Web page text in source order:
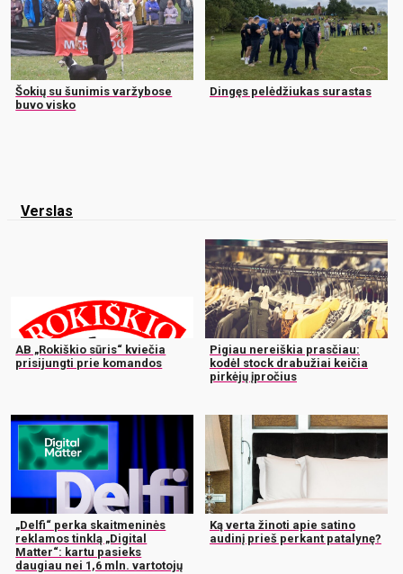
Šokių su šunimis varžybose
buvo visko
Dingęs pelėdžiukas surastas
Verslas
AB „Rokiškio sūris“ kviečia
prisijungti prie komandos
Pigiau nereiškia prasčiau:
kodėl stock drabužiai keičia
pirkėjų įpročius
„Delfi“ perka skaitmeninės
reklamos tinklą „Digital
Matter“: kartu pasieks
daugiau nei 1,6 mln. vartotojų
Ką verta žinoti apie satino
audinį prieš perkant patalynę?